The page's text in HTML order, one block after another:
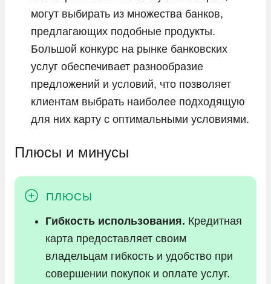
могут выбирать из множества банков,
предлагающих подобные продукты.
Большой конкурс на рынке банковских
услуг обеспечивает разнообразие
предложений и условий, что позволяет
клиентам выбрать наиболее подходящую
для них карту с оптимальными условиями.
Плюсы и минусы
Гибкость использования. Кредитная
карта предоставляет своим
владельцам гибкость и удобство при
совершении покупок и оплате услуг.